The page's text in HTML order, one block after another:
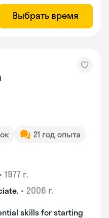
Выбрать время
21 год опыта
• 1977 г.
• 2006 г.
skills for starting